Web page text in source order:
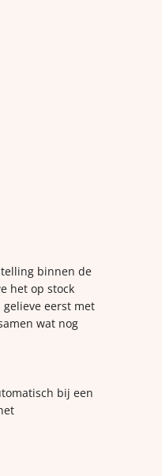
binnen de
het op stock
eerst met
wat nog
bij een